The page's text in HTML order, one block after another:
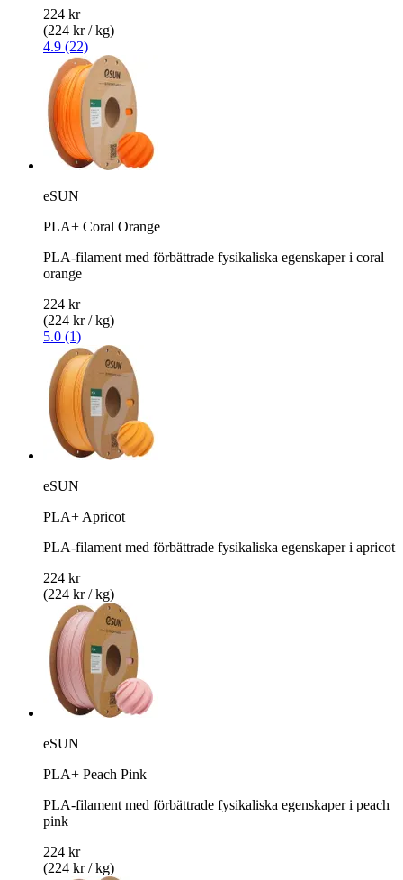
224 kr
(224 kr / kg)
4.9 (22)
eSUN
PLA+ Coral Orange
PLA-filament med förbättrade fysikaliska egenskaper i coral
orange
224 kr
(224 kr / kg)
5.0 (1)
eSUN
PLA+ Apricot
PLA-filament med förbättrade fysikaliska egenskaper i apricot
224 kr
(224 kr / kg)
eSUN
PLA+ Peach Pink
PLA-filament med förbättrade fysikaliska egenskaper i peach
pink
224 kr
(224 kr / kg)